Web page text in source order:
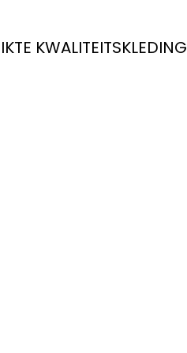
KWALITEITSKLEDING